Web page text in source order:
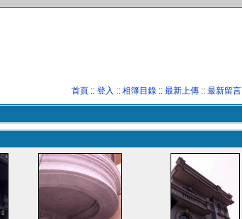
首頁 :: 登入 :: 相簿目錄 :: 最新上傳 :: 最新留言